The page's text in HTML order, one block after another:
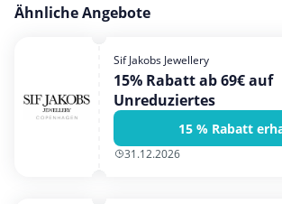
Ähnliche Angebote
Sif Jakobs Jewellery
15% Rabatt ab 69€ auf
Unreduziertes
15 % Rabatt
31.12.2026